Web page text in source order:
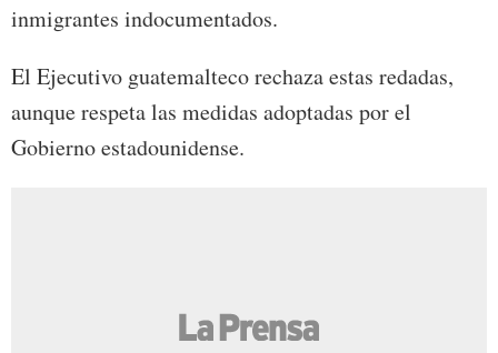
inmigrantes indocumentados.
El Ejecutivo guatemalteco rechaza estas redadas,
aunque respeta las medidas adoptadas por el
Gobierno estadounidense.